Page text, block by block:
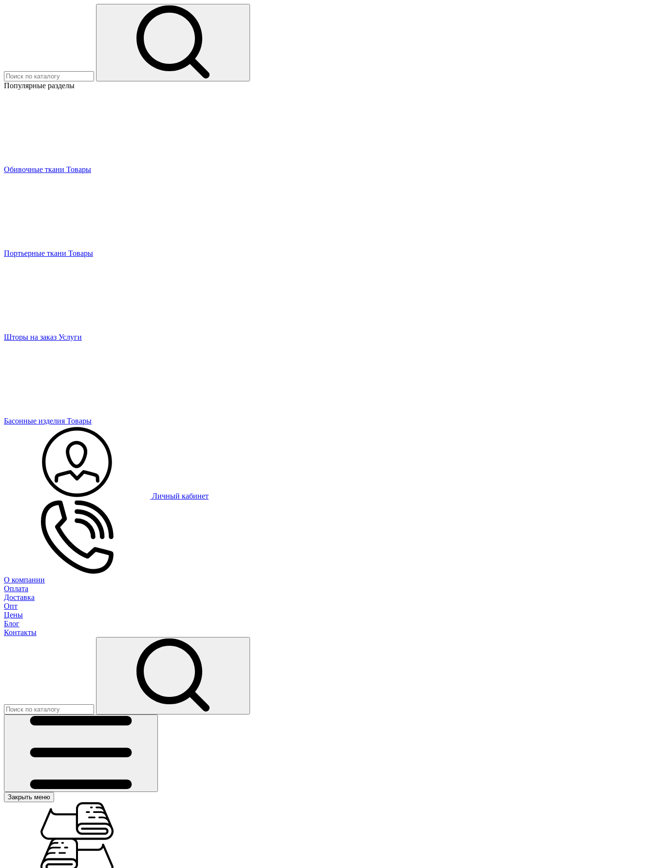
Популярные разделы
Обивочные ткани Товары
Портьерные ткани Товары
Шторы на заказ Услуги
Басонные изделия Товары
Личный кабинет
О компании
Оплата
Доставка
Опт
Цены
Блог
Контакты
Закрыть меню